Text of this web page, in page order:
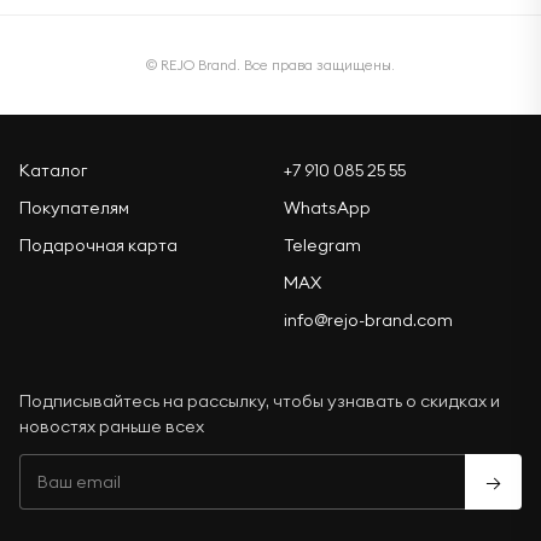
© REJO Brand. Все права защищены.
Каталог
Покупателям
Подарочная карта
+7 910 085 25 55
WhatsApp
Telegram
MAX
info@rejo-brand.com
Подписывайтесь на рассылку, чтобы узнавать о скидках и
новостях раньше всех
→